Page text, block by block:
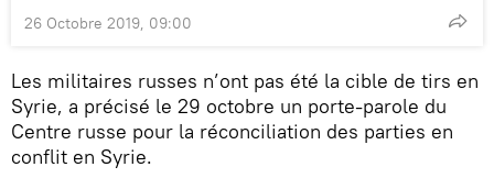
26 Octobre 2019, 09:00
Les militaires russes n’ont pas été la cible de tirs en
Syrie, a précisé le 29 octobre un porte-parole du
Centre russe pour la réconciliation des parties en
conflit en Syrie.